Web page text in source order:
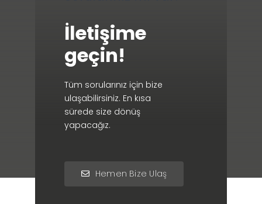
İletişime
geçin!
Tüm sorularınız için bize
ulaşabilirsiniz. En kısa
sürede size dönüş
yapacağız.
Hemen Bize Ulaş